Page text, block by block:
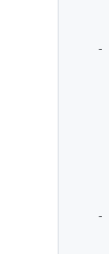
-
-